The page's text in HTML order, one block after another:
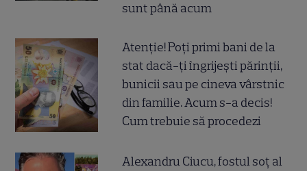
sunt până acum
Atenție! Poți primi bani de la
stat dacă-ți îngrijești părinții,
bunicii sau pe cineva vârstnic
din familie. Acum s-a decis!
Cum trebuie să procedezi
Alexandru Ciucu, fostul soț al